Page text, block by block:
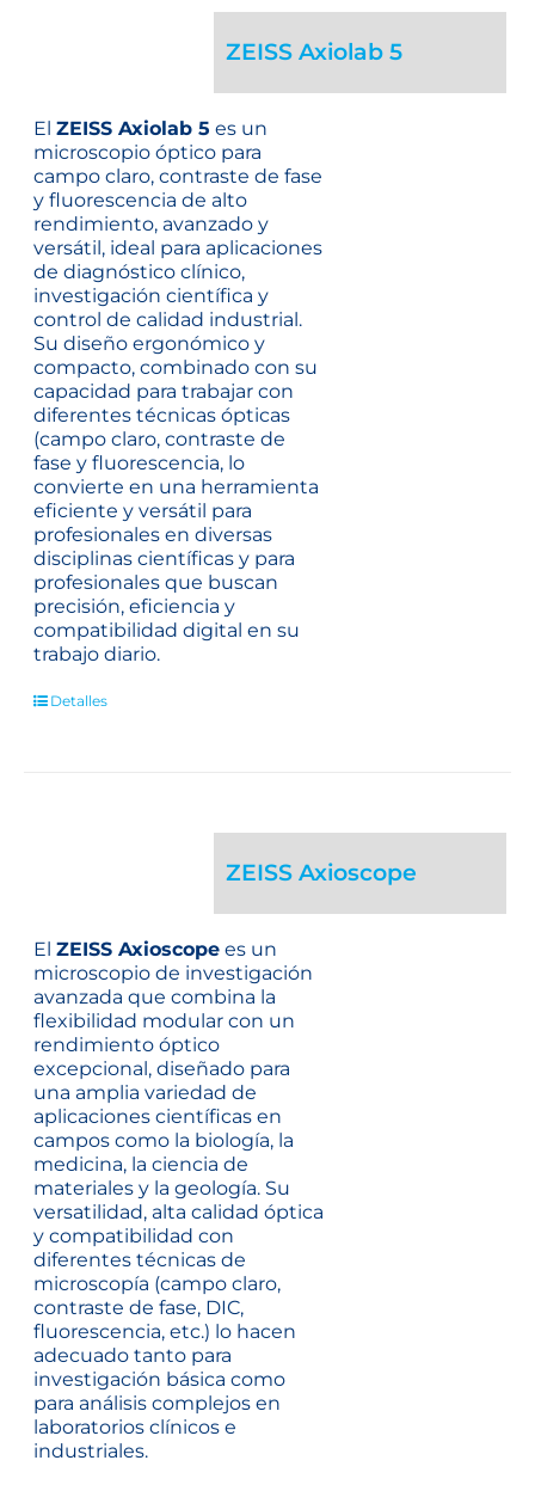
ZEISS Axiolab 5
ElZEISS Axiolab 5 es un
microscopio óptico para
campo claro, contraste de fase
y fluorescencia de alto
rendimiento, avanzado y
versátil, ideal para aplicaciones
de diagnóstico clínico,
investigación científica y
control de calidad industrial.
Su diseño ergonómico y
compacto, combinado con su
capacidad para trabajar con
diferentes técnicas ópticas
(campo claro, contraste de
fase y fluorescencia, lo
convierte en una herramienta
eficiente y versátil para
profesionales en diversas
disciplinas científicas y para
profesionales que buscan
precisión, eficiencia y
compatibilidad digital en su
trabajo diario.
Detalles
ZEISS Axioscope
ElZEISS Axioscope es un
microscopio de investigación
avanzada que combina la
flexibilidad modular con un
rendimiento óptico
excepcional, diseñado para
una amplia variedad de
aplicaciones científicas en
campos como la biología, la
medicina, la ciencia de
materiales y la geología. Su
versatilidad, alta calidad óptica
y compatibilidad con
diferentes técnicas de
microscopía (campo claro,
contraste de fase, DIC,
fluorescencia, etc.) lo hacen
adecuado tanto para
investigación básica como
para análisis complejos en
laboratorios clínicos e
industriales.